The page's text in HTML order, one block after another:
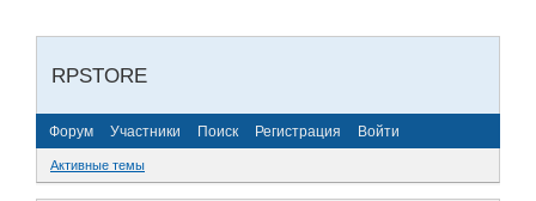
RPSTORE
Форум Участники Поиск Регистрация Войти
Активные темы